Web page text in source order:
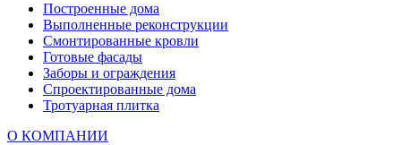
Построенные дома
Выполненные реконструкции
Смонтированные кровли
Готовые фасады
Заборы и ограждения
Спроектированные дома
Тротуарная плитка
О КОМПАНИИ